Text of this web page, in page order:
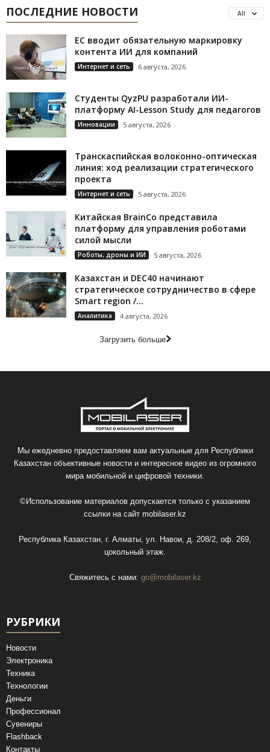
ПОСЛЕДНИЕ НОВОСТИ All
ЕС вводит обязательную маркировку
контента ИИ для компаний
Интернет и сеть 6 августа, 2026
Студенты QyzPU разработали ИИ-
платформу AI-Lesson Study для педагогов
Инновации 5 августа, 2026
Транскаспийская волоконно-оптическая
линия: ход реализации стратегического
проекта
Интернет и сеть 5 августа, 2026
Китайская BrainCo представила
платформу для управления роботами
силой мысли
Роботы, дроны и ИИ 5 августа, 2026
Казахстан и DEC40 начинают
стратегическое сотрудничество в сфере
Smart region /...
Аналитика 4 августа, 2026
Загрузить больше
Мы ежедневно предоставляем вам актуальные для Республики
Казахстан объективные новости и интересное видео из огромного
мира мобильной и цифровой техники.
©Использование материалов допускается только с указанием
ссылки на сайт mobilaser.kz
Республика Казахстан, г. Алматы, ул. Навои, д. 208/2, оф. 269,
цокольный этаж.
Свяжитесь с нами: go@mobilaser.kz
РУБРИКИ
Новости
Электроника
Техника
Технологии
Деньги
Профессионал
Сувениры
Flashback
Контакты